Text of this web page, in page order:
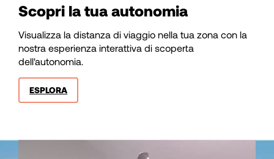
80
81
82
83
Scopri la tua autonomia
Visualizza la distanza di viaggio nella tua zona con la
nostra esperienza interattiva di scoperta
dell'autonomia.
ESPLORA